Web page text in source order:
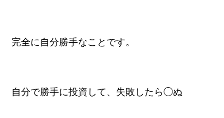
完全に自分勝手なことです。
自分で勝手に投資して、失敗したら◯ぬ